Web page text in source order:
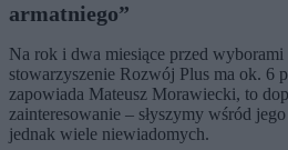
armatniego”
Na rok i dwa miesiące przed wyborami
stowarzyszenie Rozwój Plus ma ok. 6
zapowiada Mateusz Morawiecki, to
zainteresowanie – słyszymy wśród
jednak wiele niewiadomych.